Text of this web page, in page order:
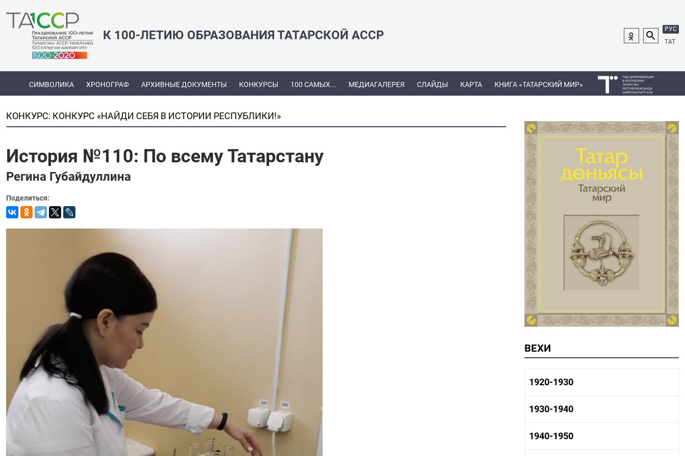
К 100-ЛЕТИЮ ОБРАЗОВАНИЯ ТАТАРСКОЙ АССР
РУС
ТАТ
СИМВОЛИКА ХРОНОГРАФ АРХИВНЫЕ ДОКУМЕНТЫ КОНКУРСЫ 100 САМЫХ... МЕДИАГАЛЕРЕЯ СЛАЙДЫ КАРТА КНИГА «ТАТАРСКИЙ МИР»
КОНКУРС: КОНКУРС «НАЙДИ СЕБЯ В ИСТОРИИ РЕСПУБЛИКИ!»
История №110: По всему Татарстану
Регина Губайдуллина
Поделиться:
ВЕХИ
1920-1930
1920-1930 история
1920-1930 культура
1930-1940
1930-1940 история
1930-1940 культура
1940-1950